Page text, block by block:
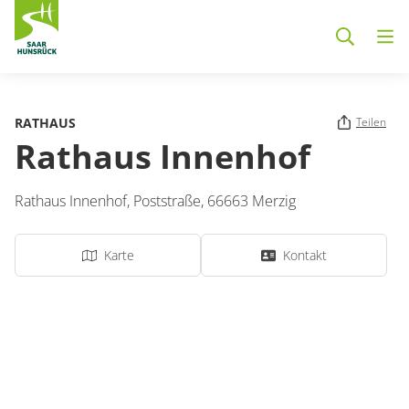
RATHAUS Teilen
Rathaus Innenhof
Rathaus Innenhof, Poststraße, 66663 Merzig
Karte Kontakt